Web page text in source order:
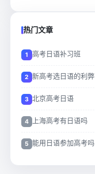
热门文章
高考日语补习班
新高考选日语的利弊
北京高考日语
上海高考有日语吗
能用日语参加高考吗